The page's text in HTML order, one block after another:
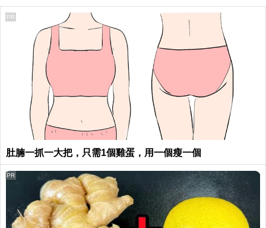
肚腩一抓一大把，只需1個雞蛋，用一個瘦一個
PR
PR